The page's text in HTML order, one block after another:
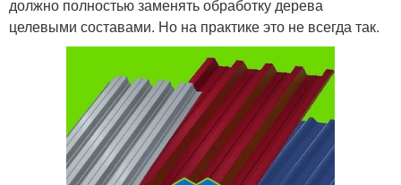
должно полностью заменять обработку дерева
целевыми составами. Но на практике это не всегда так.